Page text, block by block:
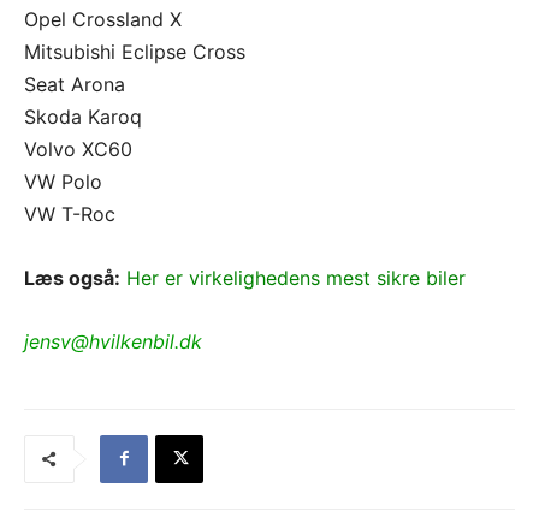
Opel Crossland X
Mitsubishi Eclipse Cross
Seat Arona
Skoda Karoq
Volvo XC60
VW Polo
VW T-Roc
Læs også: Her er virkelighedens mest sikre biler
jensv@hvilkenbil.dk